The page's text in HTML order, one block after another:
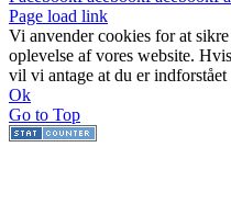
Page load link
Vi anvender cookies for at
oplevelse af vores website.
vil vi antage at du er indforstået
Ok
Go to Top